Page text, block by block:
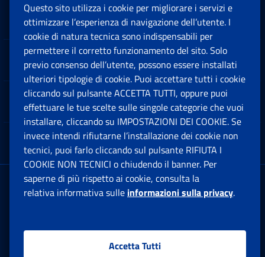
Sedi e Contatti
Software
Note Legali
App mobile
Sede Legale : Via Ciro il Grande, 21
00144 Roma
Questo sito utilizza i cookie per migliorare i servizi e
ottimizzare l’esperienza di navigazione dell’utente. I
cookie di natura tecnica sono indispensabili per
permettere il corretto funzionamento del sito. Solo
previo consenso dell’utente, possono essere installati
ulteriori tipologie di cookie. Puoi accettare tutti i cookie
cliccando sul pulsante ACCETTA TUTTI, oppure puoi
effettuare le tue scelte sulle singole categorie che vuoi
installare, cliccando su IMPOSTAZIONI DEI COOKIE. Se
invece intendi rifiutarne l’installazione dei cookie non
tecnici, puoi farlo cliccando sul pulsante RIFIUTA I
COOKIE NON TECNICI o chiudendo il banner. Per
saperne di più rispetto ai cookie, consulta la
relativa informativa sulle informazioni sulla privacy.
Accetta Tutti